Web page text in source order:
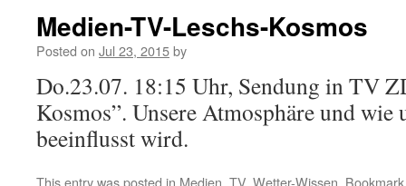
Medien-TV-Leschs-Kosmos
Posted on Jul 23, 2015by
Do.23.07. 18:15 Uhr, Sendung in TV
Kosmos”. Unsere Atmosphäre und wie
beeinflusst wird.
This entry was posted in Medien, TV, Wetter-Wissen.